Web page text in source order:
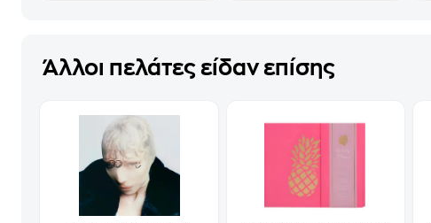
Άλλοι πελάτες είδαν επίσης